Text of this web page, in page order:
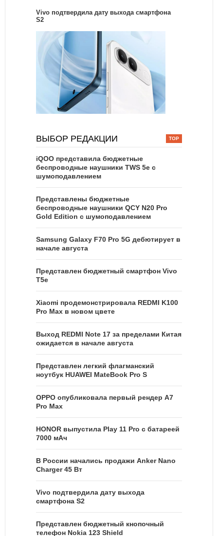
Vivo подтвердила дату выхода смартфона
S2
ВЫБОР РЕДАКЦИИ
iQOO представила бюджетные
беспроводные наушники TWS 5e с
шумоподавлением
Представлены бюджетные
беспроводные наушники QCY N20 Pro
Gold Edition с шумоподавлением
Samsung Galaxy F70 Pro 5G дебютирует в
начале августа
Представлен бюджетный смартфон Vivo
T5e
Xiaomi продемонстрировала REDMI K100
Pro Max в новом цвете
Выход REDMI Note 17 за пределами Китая
ожидается в начале августа
Представлен легкий флагманский
ноутбук HUAWEI MateBook Pro S
OPPO опубликовала первый рендер A7
Pro Max
HONOR выпустила Play 11 Pro с батареей
7000 мАч
В России начались продажи Anker Nano
Charger 45 Вт
Vivo подтвердила дату выхода
смартфона S2
Представлен бюджетный кнопочный
телефон Nokia 123 Shield